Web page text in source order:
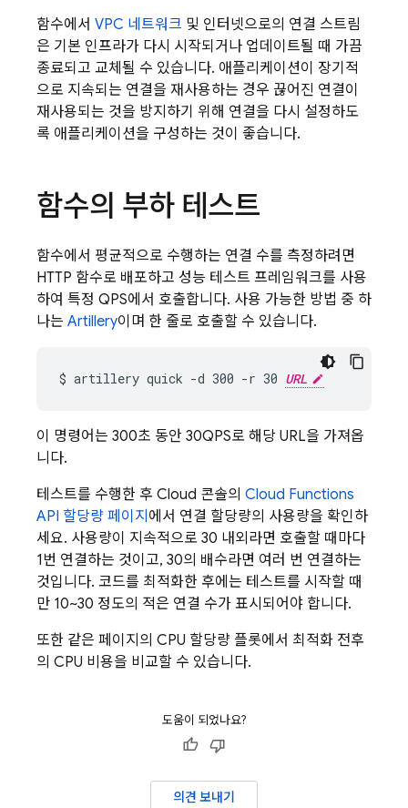
함수에서 VPC 네트워크 및 인터넷으로의 연결 스트림
은 기본 인프라가 다시 시작되거나 업데이트될 때 가끔
종료되고 교체될 수 있습니다. 애플리케이션이 장기적
으로 지속되는 연결을 재사용하는 경우 끊어진 연결이
재사용되는 것을 방지하기 위해 연결을 다시 설정하도
록 애플리케이션을 구성하는 것이 좋습니다.
함수의 부하 테스트
함수에서 평균적으로 수행하는 연결 수를 측정하려면
HTTP 함수로 배포하고 성능 테스트 프레임워크를 사용
하여 특정 QPS에서 호출합니다. 사용 가능한 방법 중 하
나는 Artillery이며 한 줄로 호출할 수 있습니다.
$ artillery quick -d 300 -r 30 URL
이 명령어는 300초 동안 30QPS로 해당 URL을 가져옵
니다.
테스트를 수행한 후 Cloud 콘솔의 Cloud Functions
API 할당량 페이지 에서 연결 할당량의 사용량을 확인하
세요. 사용량이 지속적으로 30 내외라면 호출할 때마다
1번 연결하는 것이고, 30의 배수라면 여러 번 연결하는
것입니다. 코드를 최적화한 후에는 테스트를 시작할 때
만 10~30 정도의 적은 연결 수가 표시되어야 합니다.
또한 같은 페이지의 CPU 할당량 플롯에서 최적화 전후
의 CPU 비용을 비교할 수 있습니다.
도움이 되었나요?
의견 보내기